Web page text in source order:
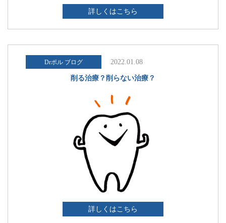
詳しくはこちら
Drポル ブログ 2022.01.08
削る治療？削らない治療？
詳しくはこちら